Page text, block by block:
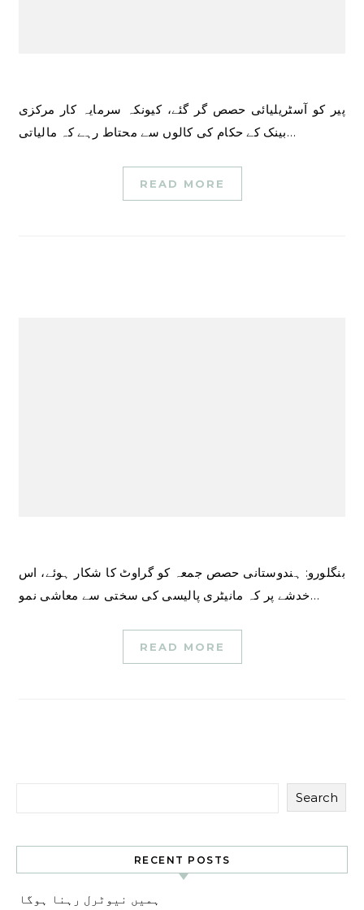
پیر کو آسٹریلیائی حصص گر گئے، کیونکہ سرمایہ کار مرکزی
بینک کے حکام کی کالوں سے محتاط رہے کہ مالیاتی…
READ MORE
بنگلورو: ہندوستانی حصص جمعہ کو گراوٹ کا شکار ہوئے، اس
خدشے پر کہ مانیٹری پالیسی کی سختی سے معاشی نمو…
READ MORE
Search
RECENT POSTS
ہمیں نیوٹرل رہنا ہوگا